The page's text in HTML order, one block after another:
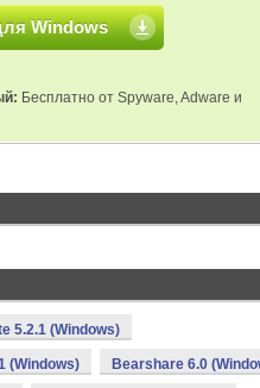
Windows
Бесплатно от Spyware, Adware и
5.2.1 (Windows)
(Windows) Bearshare 6.0